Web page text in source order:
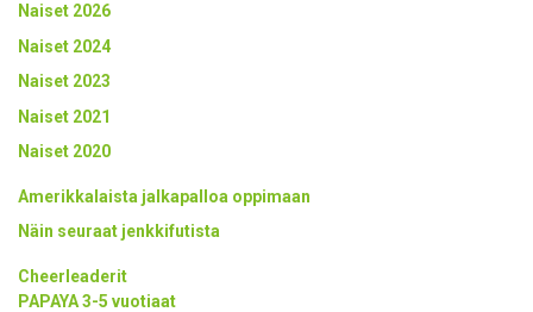
Naiset 2026
Naiset 2024
Naiset 2023
Naiset 2021
Naiset 2020
Amerikkalaista jalkapalloa oppimaan
Näin seuraat jenkkifutista
Cheerleaderit
PAPAYA 3-5 vuotiaat